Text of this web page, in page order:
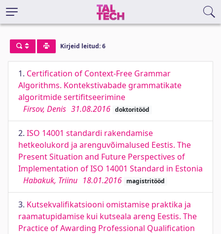
Kirjeid leitud: 6
1. Certification of Context-Free Grammar
Algorithms. Kontekstivabade grammatikate
algoritmide sertifitseerimine
Firsov, Denis 31.08.2016 doktoritööd
2. ISO 14001 standardi rakendamise
hetkeolukord ja arenguvõimalused Eestis. The
Present Situation and Future Perspectives of
Implementation of ISO 14001 Standard in Estonia
Habakuk, Triinu 18.01.2016 magistritööd
3. Kutsekvalifikatsiooni omistamise praktika ja
raamatupidamise kui kutseala areng Eestis. The
Practice of Awarding Professional Qualification